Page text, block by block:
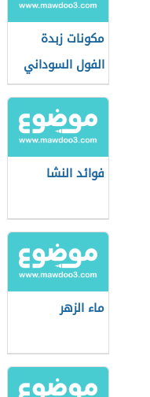
مكونات زبدة
الفول السوداني
فوائد النشا
ماء الزهر